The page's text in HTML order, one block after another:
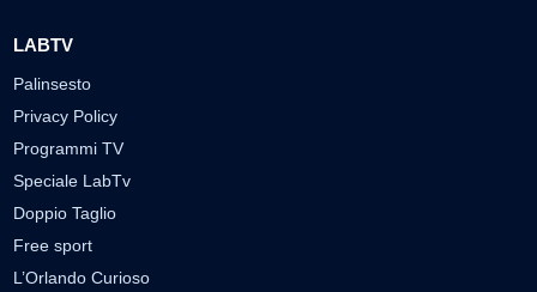
LABTV
Palinsesto
Privacy Policy
Programmi TV
Speciale LabTv
Doppio Taglio
Free sport
L’Orlando Curioso